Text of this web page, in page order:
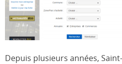
Depuis plusieurs années,